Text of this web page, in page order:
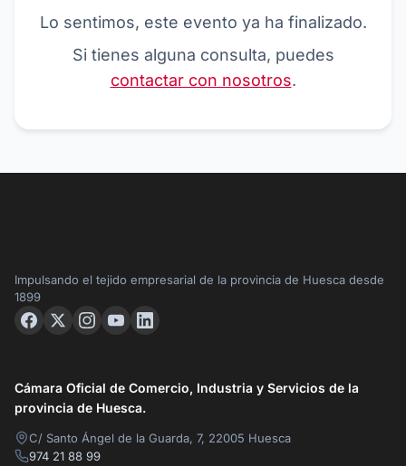
Lo sentimos, este evento ya ha finalizado.
Si tienes alguna consulta, puedes
contactar con nosotros.
Impulsando el tejido empresarial de la provincia de Huesca desde
1899
Cámara Oficial de Comercio, Industria y Servicios de la
provincia de Huesca.
C/ Santo Ángel de la Guarda, 7, 22005 Huesca
974 21 88 99